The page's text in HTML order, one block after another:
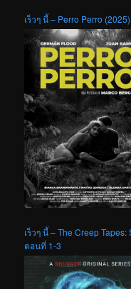
เร็วๆ นี้ – Perro Perro
เร็วๆ นี้ – The Creep
ตอนที่ 1-3